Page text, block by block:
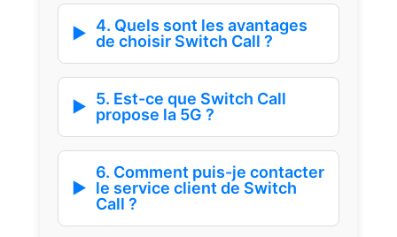
4. Quels sont les avantages
de choisir Switch Call ?
5. Est-ce que Switch Call
propose la 5G ?
6. Comment puis-je contacter
le service client de Switch
Call ?